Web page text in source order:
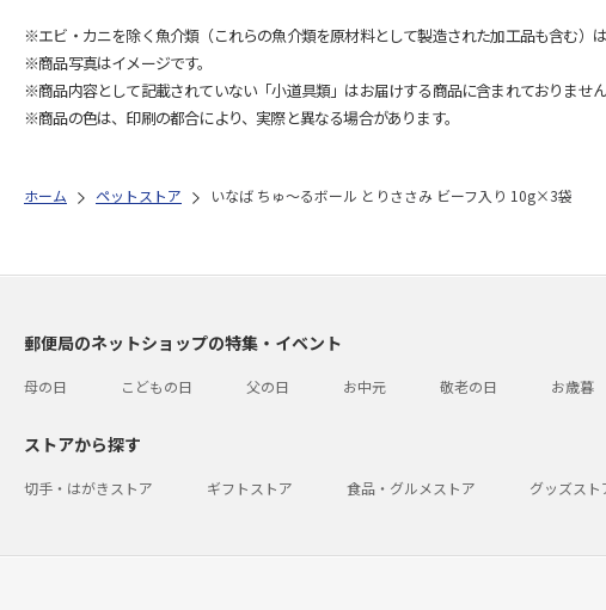
※エビ・カニを除く魚介類（これらの魚介類を原材料として製造された加工品も含む）
※商品写真はイメージです。
※商品内容として記載されていない「小道具類」はお届けする商品に含まれておりません
※商品の色は、印刷の都合により、実際と異なる場合があります。
ホーム ペットストア いなば ちゅ～るボール とりささみ ビーフ入り 10g×3袋
郵便局のネットショップの特集・イベント
母の日 こどもの日 父の日 お中元 敬老の日 お歳暮
ストアから探す
切手・はがきストア ギフトストア 食品・グルメストア グッズスト